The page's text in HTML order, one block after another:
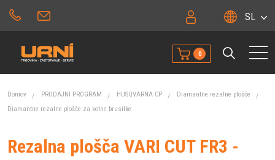
SL
0
Domov PRODAJNI PROGRAM HUSQVARNA CP
Diamantne rezalne plošče
Diamantne rezalne plošče za kotne brusilke
Rezalna plošča VARI CUT FR3 -